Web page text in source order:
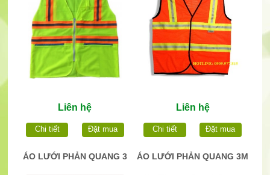
Liên hệ
Chi tiết Đặt mua
Liên hệ
Chi tiết Đặt mua
ÁO LƯỚI PHẢN QUANG 3 ÁO LƯỚI PHẢN QUANG 3M